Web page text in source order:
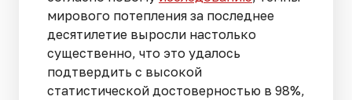
мирового потепления за последнее
десятилетие выросли настолько
существенно, что это удалось
подтвердить с высокой
статистической достоверностью в 98%,